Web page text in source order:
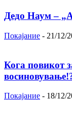
Дедо Наум –
Покајание - 21/12/
Кога повикот
Покајание - 18/12/